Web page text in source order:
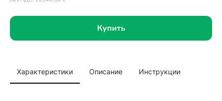
Купить
Характеристики Описание Инструкции